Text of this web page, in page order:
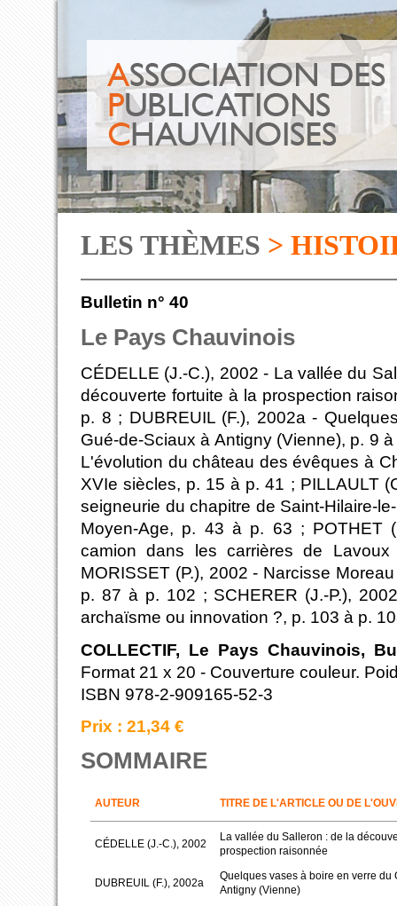
LES THÈMES >
Bulletin n° 40
Le Pays Chauvinois
CÉDELLE (J.-C.), 2002 - La vallée du
découverte fortuite à la prospection
p. 8 ; DUBREUIL (F.), 2002a -
Gué-de-Sciaux à Antigny (Vienne), p. 9
L'évolution du château des évêques à
XVIe siècles, p. 15 à p. 41 ; PILLAULT
seigneurie du chapitre de Saint-Hilaire-
Moyen-Age, p. 43 à p. 63 ; POTHET
camion dans les carrières de
MORISSET (P.), 2002 - Narcisse
p. 87 à p. 102 ; SCHERER (J.-P.),
archaïsme ou innovation ?, p. 103 à p.
COLLECTIF, Le Pays Chauvinois,
Format 21 x 20 - Couverture couleur.
ISBN 978-2-909165-52-3
Prix : 21,34 €
SOMMAIRE
AUTEUR TITRE DE L'ARTICLE OU DE
CÉDELLE (J.-C.), 2002
La vallée du Salleron : de la
prospection raisonnée
DUBREUIL (F.), 2002a
Quelques vases à boire en verre du
Antigny (Vienne)